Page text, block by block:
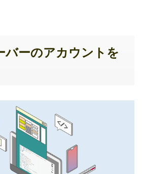
バーのアカウントを